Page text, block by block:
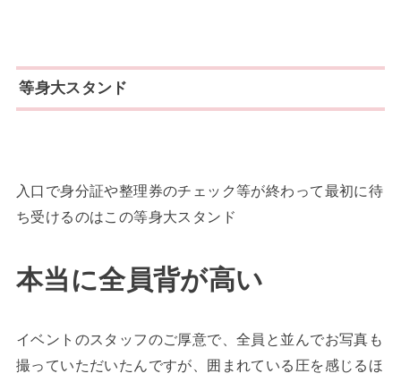
等身大スタンド
入口で身分証や整理券のチェック等が終わって最初に待
ち受けるのはこの等身大スタンド
本当に全員背が高い
イベントのスタッフのご厚意で、全員と並んでお写真も
撮っていただいたんですが、囲まれている圧を感じるほ